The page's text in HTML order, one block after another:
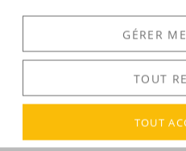
avec cette nouvelle cuvée de
GÉRER
TOUT
TOUT